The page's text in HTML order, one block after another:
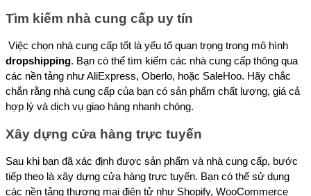
Tìm kiếm nhà cung cấp uy tín
dropshipping. Bạn có thể tìm kiếm các nhà cung cấp thông qua
các nền tảng như AliExpress, Oberlo, hoặc SaleHoo. Hãy chắc
chắn rằng nhà cung cấp của bạn có sản phẩm chất lượng, giá cả
hợp lý và dịch vụ giao hàng nhanh chóng.
Xây dựng cửa hàng trực tuyến
Sau khi bạn đã xác định được sản phẩm và nhà cung cấp, bước
tiếp theo là xây dựng cửa hàng trực tuyến. Bạn có thể sử dụng
các nền tảng thương mại điện tử như Shopify, WooCommerce